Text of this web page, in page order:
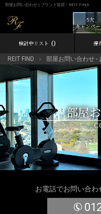
部屋お問い合わせ | ブランド賃貸－REIT FIND
5大
キャンペ
検討中リスト 0 保
REIT FIND 部屋お問い合わせ -
部屋
お電話でお問い合